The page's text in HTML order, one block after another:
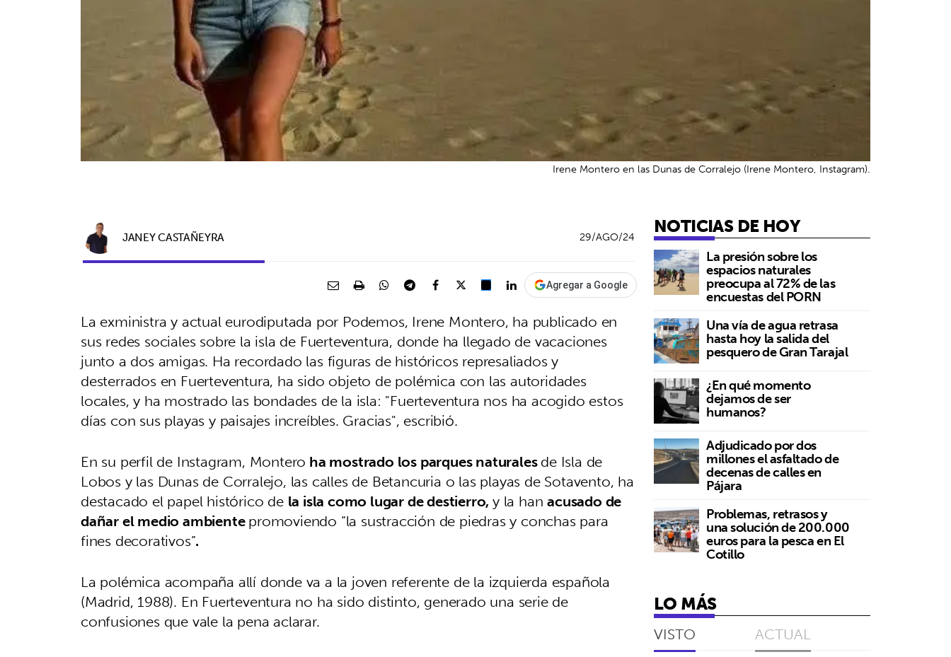
Irene Montero en las Dunas de Corralejo (Irene Montero, Instagram).
JANEY CASTAÑEYRA 29/AGO/24
Agregar a Google
La exministra y actual eurodiputada por Podemos, Irene Montero, ha publicado en
sus redes sociales sobre la isla de Fuerteventura, donde ha llegado de vacaciones
junto a dos amigas. Ha recordado las figuras de históricos represaliados y
desterrados en Fuerteventura, ha sido objeto de polémica con las autoridades
locales, y ha mostrado las bondades de la isla: "Fuerteventura nos ha acogido estos
días con sus playas y paisajes increíbles. Gracias", escribió.
En su perfil de Instagram, Montero ha mostrado los parques naturalesde Isla de
Lobos y las Dunas de Corralejo, las calles de Betancuria o las playas de Sotavento, ha
destacado el papel histórico de la isla como lugar de destierro,y la hanacusado de
dañar el medio ambientepromoviendo “la sustracción de piedras y conchas para
fines decorativos”.
La polémica acompaña allí donde va a la joven referente de la izquierda española
(Madrid, 1988). En Fuerteventura no ha sido distinto, generado una serie de
confusiones que vale la pena aclarar.
NOTICIAS DE HOY
La presión sobre los
espacios naturales
preocupa al 72% de las
encuestas del PORN
Una vía de agua retrasa
hasta hoy la salida del
pesquero de Gran Tarajal
¿En qué momento
dejamos de ser
humanos?
Adjudicado por dos
millones el asfaltado de
decenas de calles en
Pájara
Problemas, retrasos y
una solución de 200.000
euros para la pesca en El
Cotillo
LO MÁS
VISTO ACTUAL